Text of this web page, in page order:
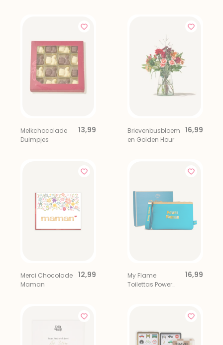
Melkchocolade
Duimpjes
13,99
Brievenbusbloem
en Golden Hour
16,99
Merci Chocolade
Maman
12,99
My Flame
Toilettas Power
16,99